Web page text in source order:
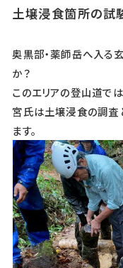
土壌浸食箇所の試
奥黒部・薬師岳へ入る
か？
このエリアの登山道で
宮氏は土壌浸食の調査
ます。